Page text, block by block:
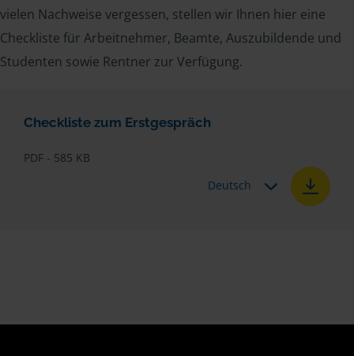
vielen Nachweise vergessen, stellen wir Ihnen hier eine
Checkliste für Arbeitnehmer, Beamte, Auszubildende und
Studenten sowie Rentner zur Verfügung.
Checkliste zum Erstgespräch
PDF - 585 KB
Deutsch